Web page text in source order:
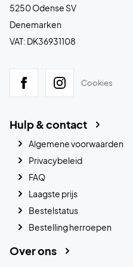
5250 Odense SV
Denemarken
VAT: DK36931108
Cookies
Hulp & contact
Algemene voorwaarden
Privacybeleid
FAQ
Laagste prijs
Bestelstatus
Bestelling herroepen
Over ons